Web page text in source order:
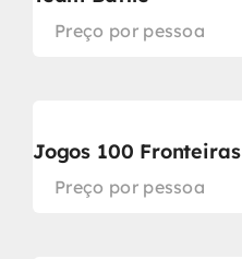
Preço por pessoa
Jogos 100 Fronteiras
Preço por pessoa